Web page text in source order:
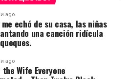
ago
echó de su casa, las niñas
una canción ridícula
ago
Wife Everyone